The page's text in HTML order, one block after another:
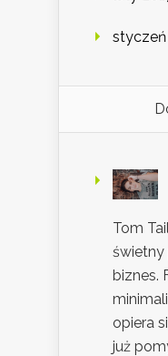
styczeń
Tom
świetny
biznes.
opiera
już